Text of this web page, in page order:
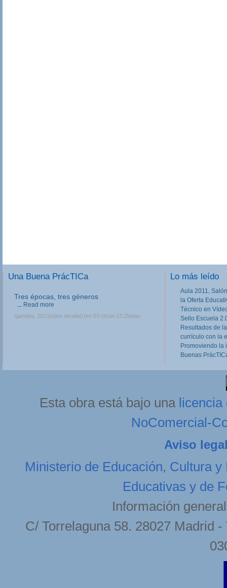
Una Buena PrácTICa
Tres épocas, tres géneros
... Read more
Igandea, 2013(e)ko otsaila(r)en 03-(e)an 12:25etan
Lo más leído
Aula 2011,
la Oferta
Técnico en
Sello Escuela
Resultados de
currículo con la
Promoviendo la
Buenas
Esta obra está bajo una licencia
NoComercial-
Aviso
Ministerio de Educación, Cultura y
Educativas y de
Información
C/ Torrelaguna 58. 28027 Madrid